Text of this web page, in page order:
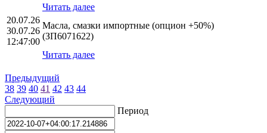
Читать далее
20.07.26
30.07.26
12:47:00
Масла, смазки импортные (опцион +50%)
(ЗП6071622)
Читать далее
Предыдущий
38 39 40 41 42 43 44
Следующий
Период